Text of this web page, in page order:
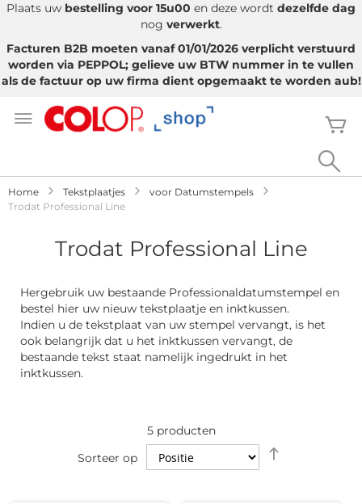
Plaats uw bestelling voor 15u00 en deze wordt dezelfde dag
nog verwerkt.
Facturen B2B moeten vanaf 01/01/2026 verplicht verstuurd
worden via PEPPOL; gelieve uw BTW nummer in te vullen
als de factuur op uw firma dient opgemaakt te worden aub!
naar
Home Tekstplaatjes
voor Datumstempels
Trodat Professional Line
Trodat Professional Line
Hergebruik uw bestaande Professionaldatumstempel en
bestel hier uw nieuw tekstplaatje en inktkussen.
Indien u de tekstplaat van uw stempel vervangt, is het
ook belangrijk dat u het inktkussen vervangt, de
bestaande tekst staat namelijk ingedrukt in het
inktkussen.
5producten
Sorteer op